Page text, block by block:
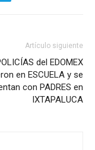
Artículo siguiente
del EDOMEX
en ESCUELA y se
con PADRES en
IXTAPALUCA